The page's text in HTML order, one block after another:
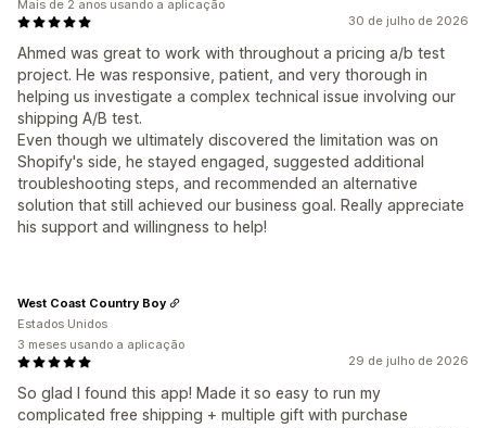
30 de julho de 2026
Ahmed was great to work with throughout a pricing a/b test
project. He was responsive, patient, and very thorough in
helping us investigate a complex technical issue involving our
shipping A/B test.
Even though we ultimately discovered the limitation was on
Shopify's side, he stayed engaged, suggested additional
troubleshooting steps, and recommended an alternative
solution that still achieved our business goal. Really appreciate
his support and willingness to help!
Mais de 2 anos usando a aplicação
29 de julho de 2026
So glad I found this app! Made it so easy to run my
complicated free shipping + multiple gift with purchase
West Coast Country Boy
Estados Unidos
3 meses usando a aplicação